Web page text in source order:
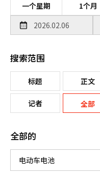
一个星期 1个月
搜索范围
标题 正文
记者 全部
全部的